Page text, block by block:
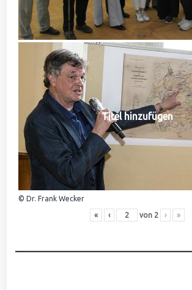
Titel hinzufügen
© Dr. Frank Wecker
« ‹ von 2 › »